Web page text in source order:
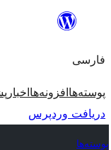
محتوا
فارسی
پوسته‌هاافزونه‌هااخبار
دریافت وردپرس
پوسته‌ها